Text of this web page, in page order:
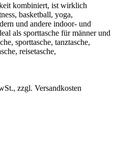
kombiniert, ist wirklich
basketball, yoga,
und andere indoor- und
als sporttasche für männer und
sporttasche, tanztasche,
reisetasche,
zzgl. Versandkosten